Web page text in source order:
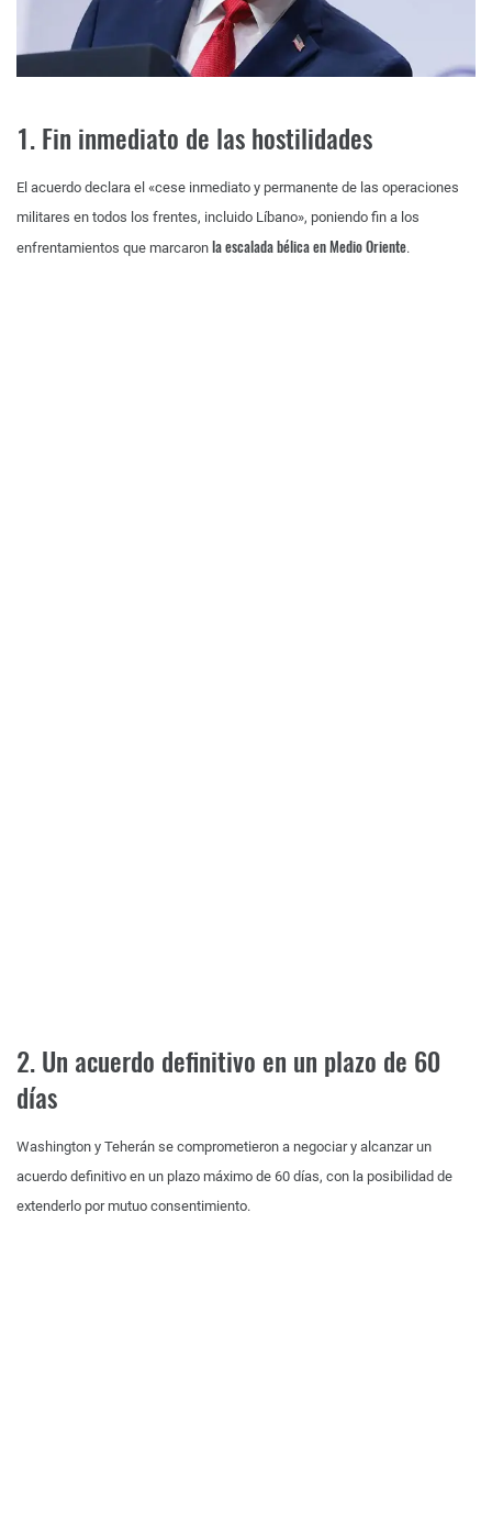
1. Fin inmediato de las hostilidades
El acuerdo declara el «cese inmediato y permanente de las operaciones
militares en todos los frentes, incluido Líbano», poniendo fin a los
enfrentamientos que marcaron la escalada bélica en Medio Oriente.
2. Un acuerdo definitivo en un plazo de 60
días
Washington y Teherán se comprometieron a negociar y alcanzar un
acuerdo definitivo en un plazo máximo de 60 días, con la posibilidad de
extenderlo por mutuo consentimiento.